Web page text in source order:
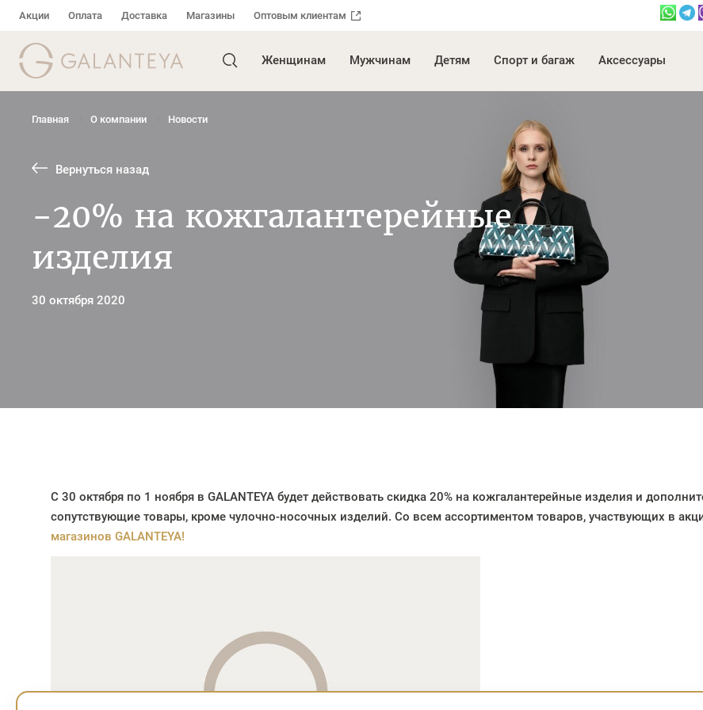
Акции Оплата Доставка Магазины Оптовым клиентам
Женщинам Мужчинам Детям Спорт и багаж Аксессуары
Главная О компании Новости
Вернуться назад
-20% на кожгалантерейные
изделия
30 октября 2020
С 30 октября по 1 ноября в GALANTEYA будет действовать скидка 20% на кожгалантерейные изделия и
сопутствующие товары, кроме чулочно-носочных изделий. Со всем ассортиментом товаров, участвующих в
магазинов GALANTEYA!